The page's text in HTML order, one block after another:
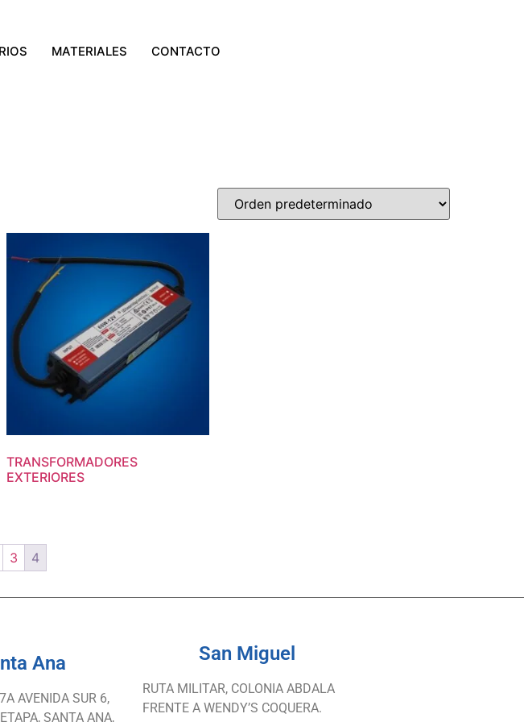
MATERIALES CONTACTO
TRANSFORMADORES
EXTERIORES
3 4
Ana
AVENIDA SUR 6,
SANTA ANA,
San Miguel
RUTA MILITAR, COLONIA ABDALA
FRENTE A WENDY’S COQUERA.